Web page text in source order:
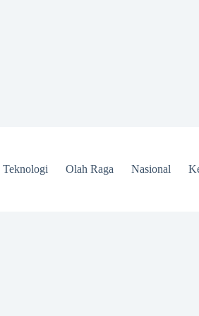
Teknologi Olah Raga Nasional